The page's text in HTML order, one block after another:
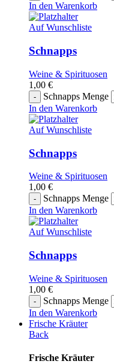
In den Warenkorb
Auf Wunschliste
Schnapps
Weine & Spirituosen
1,00 €
Schnapps Menge
In den Warenkorb
Auf Wunschliste
Schnapps
Weine & Spirituosen
1,00 €
Schnapps Menge
In den Warenkorb
Auf Wunschliste
Schnapps
Weine & Spirituosen
1,00 €
Schnapps Menge
In den Warenkorb
Frische Kräuter
Back
Frische Kräuter